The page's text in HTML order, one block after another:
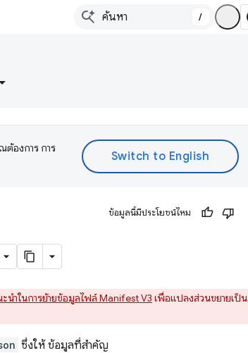
/
ต้องการ การ
ข้อมูลนี้มีประโยชน์ไหม
ะนำในการย้ายข้อมูลไฟล์ Manifest V3 เพื่อแปลงส่วนขยายเป็น
ซึ่งให้ ข้อมูลที่สำคัญ